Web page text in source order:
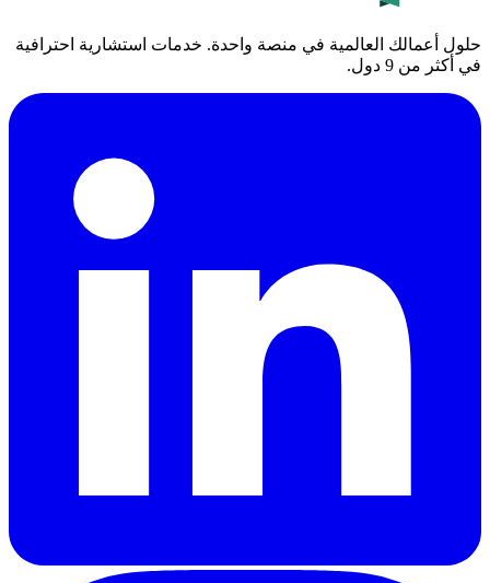
حلول أعمالك العالمية في منصة واحدة. خدمات استشارية احترافية
في أكثر من 9 دول.